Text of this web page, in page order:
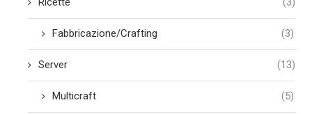
Fabbricazione/Crafting (3)
Server (13)
Multicraft (5)